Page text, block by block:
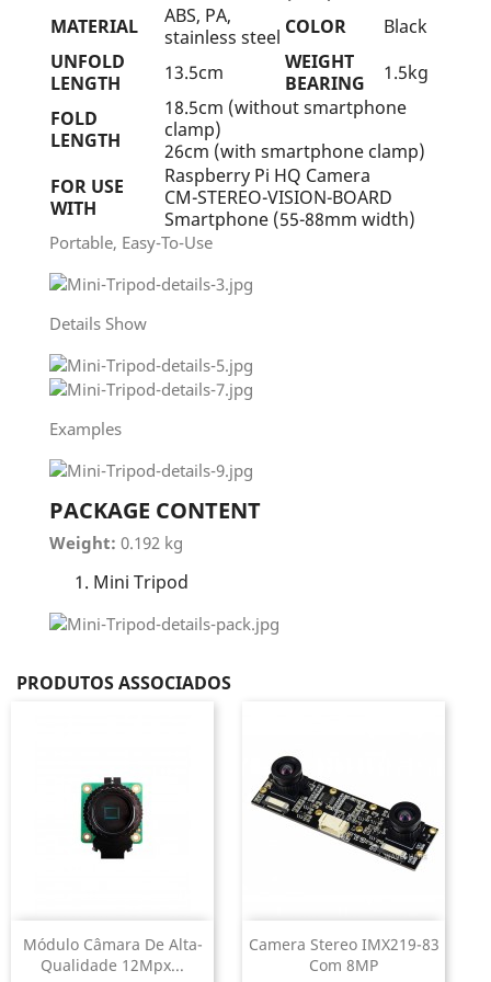
MATERIAL
ABS, PA,
stainless steel COLOR
Black
UNFOLD
LENGTH
13.5cm
WEIGHT
BEARING
1.5kg
FOLD
LENGTH
18.5cm (without smartphone
clamp)
26cm (with smartphone clamp)
FOR USE
WITH
Raspberry Pi HQ Camera
CM-STEREO-VISION-BOARD
Smartphone (55-88mm width)
Portable, Easy-To-Use
Details Show
Examples
PACKAGE CONTENT
Weight: 0.192 kg
Mini Tripod
PRODUTOS ASSOCIADOS
Módulo Câmara De Alta-
Qualidade 12Mpx...
Camera Stereo IMX219-83
Com 8MP